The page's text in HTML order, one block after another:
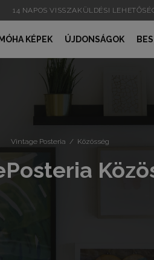
14 NAPOS VISSZAKÜLDÉSI
MÓHA KÉPEK ÚJDONSÁGOK
Vintage Posteria / Közösség